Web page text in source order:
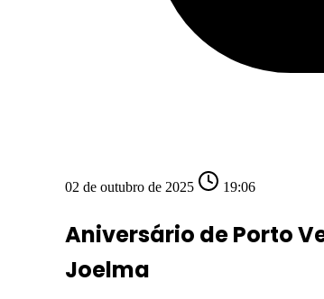
02 de outubro de 2025 19:06
Aniversário de Porto
Joelma